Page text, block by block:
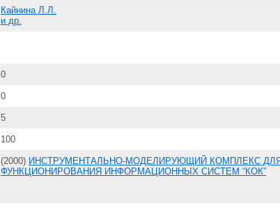
Кайнина Л.Л.
и др.
0
0
5
100
(2000) ИНСТРУМЕНТАЛЬНО-МОДЕЛИРУЮЩИЙ КОМПЛЕКС
ФУНКЦИОНИРОВАНИЯ ИНФОРМАЦИОННЫХ СИСТЕМ “КОК”